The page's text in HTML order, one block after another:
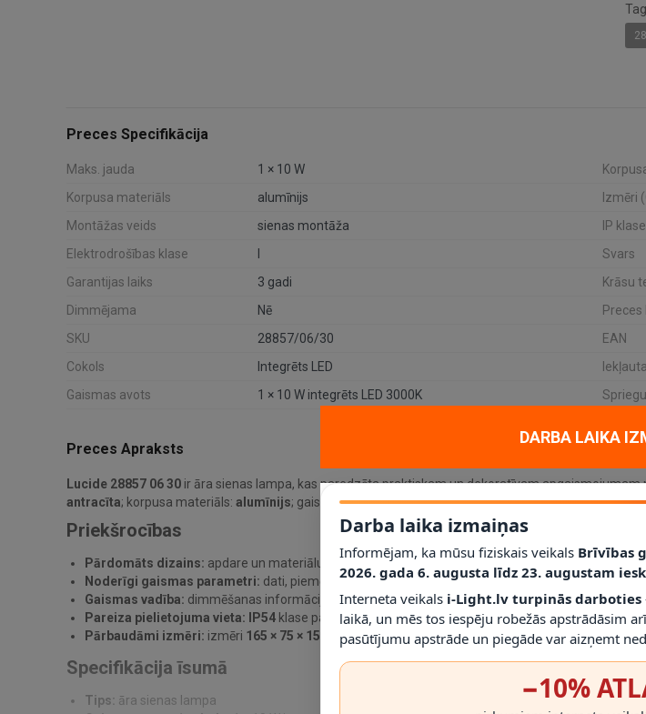
Preces Specifikācija
Maks. jauda 1 × 10 W
Korpusa materiāls
alumīnijs Izmēri
Montāžas veids
sienas montāža IP klase
Elektrodrošības klase
Svars
Garantijas laiks
3 gadi Krāsu
Dimmējama
Nē Preces
SKU
28857/06/30 EAN
Cokols
Integrēts LED
Gaismas avots
1 × 10 W integrēts LED 3000K
Preces Apraksts
Lucide 28857 06 30 ir āra sienas lampa, kas paredzēta praktiskam un dekoratīvam
antracīta; korpusa materiāls: alumīnijs; gaismas avots / cokols1 × 10 W integrēts LED 3000K; jauda
Priekšrocības
Pārdomāts dizains: apdare un materiālu kombinācija palīdz šim modelim iederēties mūsdienīgā
Noderīgi gaismas parametri: dati, piemēram,3000K, palīdz saprast, vai gaismeklis atbilst telpas
Gaismas vadība: dimmēšanas informācija norādīta kā Nē; vienmēr izmantojiet saderīgas
Pareiza pielietojuma vieta:
IP54 klase palīdz noteikt, kur gaismekli drīkst droši izmantot.
Pārbaudāmi izmēri: izmēri 165 × 75 × 150 mmļauj pirms montāžas novērtēt proporcijas un
Specifikācija īsumā
Tips: āra sienas lampa
DARBA LAIKA
Darba laika izmaiņas
Informējam, ka mūsu fiziskais veikals Brīvības
2026. gada 6. augusta līdz 23. augustam
Interneta veikals i-Light.lv turpinās darboties
laikā, un mēs tos iespēju robežās apstrādāsim
pasūtījumu apstrāde un piegāde var aizņemt
−10%